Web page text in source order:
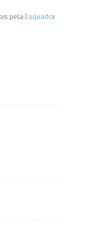
pela Esquadra